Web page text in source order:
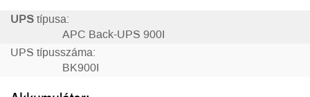
UPS típusa:
APC Back-UPS 900I
UPS típusszáma:
BK900I